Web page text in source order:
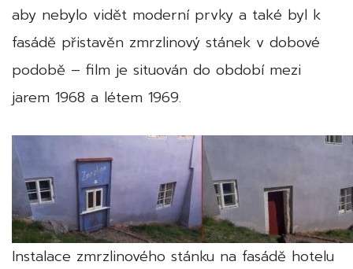
aby nebylo vidět moderní prvky a také byl k
fasádě přistavěn zmrzlinový stánek v dobové
podobě – film je situován do období mezi
jarem 1968 a létem 1969.
Instalace zmrzlinového stánku na fasádě hotelu